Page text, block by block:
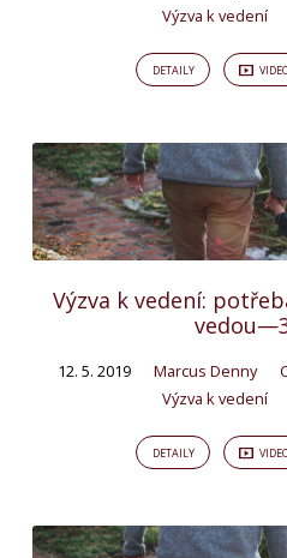
Výzva k vedení
DETAILY
Výzva k vedení:
12. 5. 2019 Marcus Denny
Výzva k vedení
DETAILY